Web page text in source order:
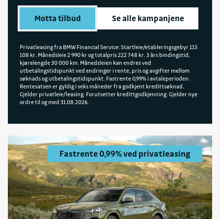
Motta tilbud Se alle kampanjene
Privatleasing fra BMW Financial Service: Startleie/etableringsgebyr 115
108 kr. Månedsleie 2 990 kr og totalpris 222 748 kr. 3 års bindingstid,
kjørelengde 30 000 km. Månedsleien kan endres ved
utbetalingstidspunkt ved endringer i rente, pris og avgifter mellom
søknads og utbetalingstidspunkt. Fastrente 0,99% i avtaleperioden.
Rentesatsen er gyldig i seks måneder fra godkjent kredittsøknad.
Gjelder privatleie/leasing. Forutsetter kredittgodkjenning. Gjelder nye
ordre til og med 31.08.2026.
Fastrente 0,99% ved privatleasing